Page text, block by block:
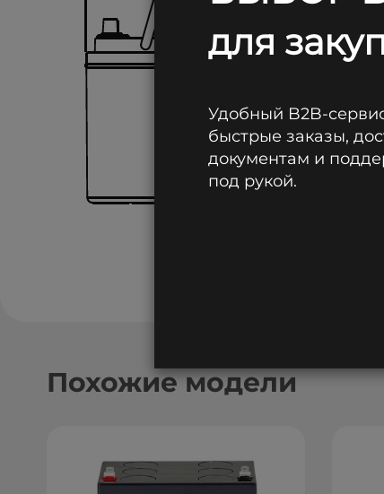
Похожие модели
для
Удобный B2B-
быстрые заказы,
документам и
под рукой.